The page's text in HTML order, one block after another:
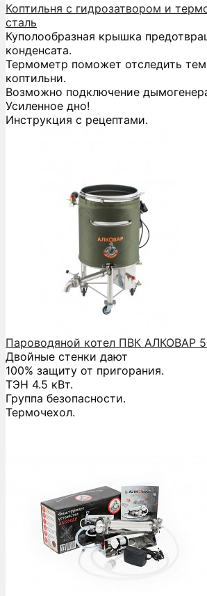
Коптильня с гидрозатвором и
сталь
Куполообразная крышка
конденсата.
Термометр поможет отследить
коптильни.
Возможно подключение
Усиленное дно!
Инструкция с рецептами.
Пароводяной котел ПВК АЛКОВАР
Двойные стенки дают
100% защиту от пригорания.
ТЭН 4.5 кВт.
Группа безопасности.
Термочехол.